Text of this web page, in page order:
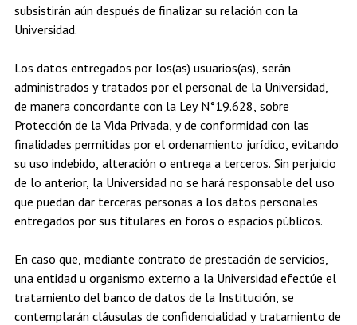
subsistirán aún después de finalizar su relación con la
Universidad.
Los datos entregados por los(as) usuarios(as), serán
administrados y tratados por el personal de la Universidad,
de manera concordante con la Ley N°19.628, sobre
Protección de la Vida Privada, y de conformidad con las
finalidades permitidas por el ordenamiento jurídico, evitando
su uso indebido, alteración o entrega a terceros. Sin perjuicio
de lo anterior, la Universidad no se hará responsable del uso
que puedan dar terceras personas a los datos personales
entregados por sus titulares en foros o espacios públicos.
En caso que, mediante contrato de prestación de servicios,
una entidad u organismo externo a la Universidad efectúe el
tratamiento del banco de datos de la Institución, se
contemplarán cláusulas de confidencialidad y tratamiento de